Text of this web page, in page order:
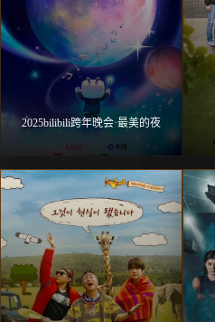
2025bilibili跨年晚会·最美的夜